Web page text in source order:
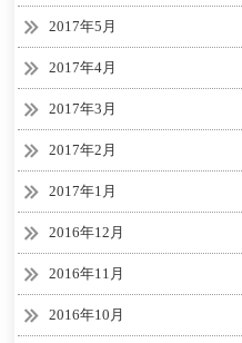
2017年5月
2017年4月
2017年3月
2017年2月
2017年1月
2016年12月
2016年11月
2016年10月